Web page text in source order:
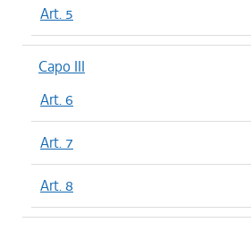
Art. 5
Capo III
Art. 6
Art. 7
Art. 8